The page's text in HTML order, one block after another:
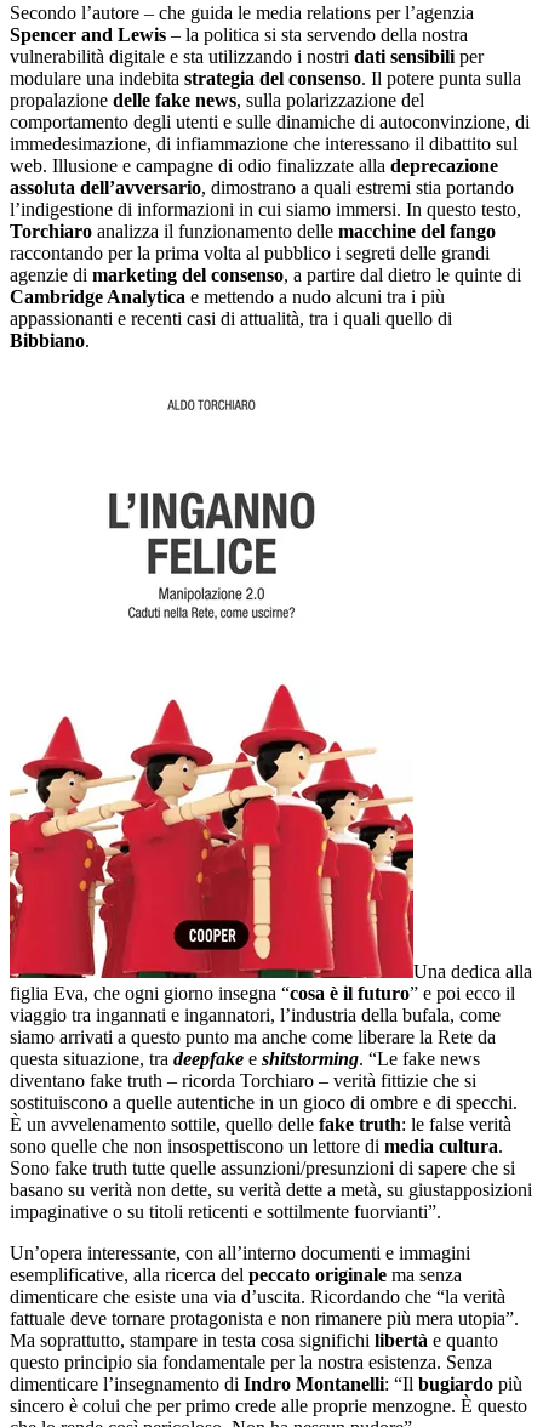
Secondo l’autore – che guida le media relations per l’agenzia
Spencer and Lewis – la politica si sta servendo della nostra
vulnerabilità digitale e sta utilizzando i nostri dati sensibili per
modulare una indebita strategia del consenso. Il potere punta sulla
propalazione delle fake news, sulla polarizzazione del
comportamento degli utenti e sulle dinamiche di autoconvinzione, di
immedesimazione, di infiammazione che interessano il dibattito sul
web. Illusione e campagne di odio finalizzate alla deprecazione
assoluta dell’avversario, dimostrano a quali estremi stia portando
l’indigestione di informazioni in cui siamo immersi. In questo testo,
Torchiaro analizza il funzionamento delle macchine del fango
raccontando per la prima volta al pubblico i segreti delle grandi
agenzie di marketing del consenso, a partire dal dietro le quinte di
Cambridge Analytica e mettendo a nudo alcuni tra i più
appassionanti e recenti casi di attualità, tra i quali quello di
Bibbiano.
Una dedica alla
figlia Eva, che ogni giorno insegna “cosa è il futuro” e poi ecco il
viaggio tra ingannati e ingannatori, l’industria della bufala, come
siamo arrivati a questo punto ma anche come liberare la Rete da
questa situazione, tra deepfake e shitstorming. “Le fake news
diventano fake truth – ricorda Torchiaro – verità fittizie che si
sostituiscono a quelle autentiche in un gioco di ombre e di specchi.
È un avvelenamento sottile, quello delle fake truth: le false verità
sono quelle che non insospettiscono un lettore di media cultura.
Sono fake truth tutte quelle assunzioni/presunzioni di sapere che si
basano su verità non dette, su verità dette a metà, su giustapposizioni
impaginative o su titoli reticenti e sottilmente fuorvianti”.
Un’opera interessante, con all’interno documenti e immagini
esemplificative, alla ricerca del peccato originale ma senza
dimenticare che esiste una via d’uscita. Ricordando che “la verità
fattuale deve tornare protagonista e non rimanere più mera utopia”.
Ma soprattutto, stampare in testa cosa significhi libertà e quanto
questo principio sia fondamentale per la nostra esistenza. Senza
dimenticare l’insegnamento di Indro Montanelli: “Il bugiardo più
sincero è colui che per primo crede alle proprie menzogne. È questo